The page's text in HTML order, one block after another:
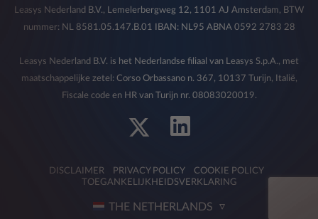
Leasys Nederland B.V., Lemelerbergweg 12, 1101 AJ Amsterdam, BTW
nummer: NL 8581.05.147.B.01 IBAN: NL95 ABNA 0592 2783 28
Leasys Nederland B.V. is het Nederlandse filiaal van Leasys S.p.A., met
maatschappelijke zetel: Corso Orbassano n. 367, 10137 Turijn, Italië,
Fiscale code en HR van Turijn nr. 08083020019.
DISCLAIMER PRIVACY POLICY
COOKIE POLICY
TOEGANKELIJKHEIDSVERKLARING
THE NETHERLANDS